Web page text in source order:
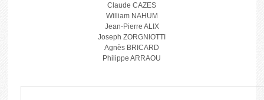
Claude CAZES
William NAHUM
Jean-Pierre ALIX
Joseph ZORGNIOTTI
Agnès BRICARD
Philippe ARRAOU